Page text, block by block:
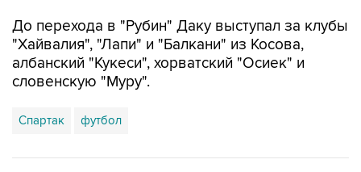
До перехода в "Рубин" Даку выступал за клубы
"Хайвалия", "Лапи" и "Балкани" из Косова,
албанский "Кукеси", хорватский "Осиек" и
словенскую "Муру".
Спартак футбол